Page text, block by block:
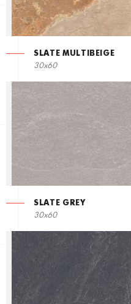
SLATE MULTIBEIGE
30x60
SLATE GREY
30x60